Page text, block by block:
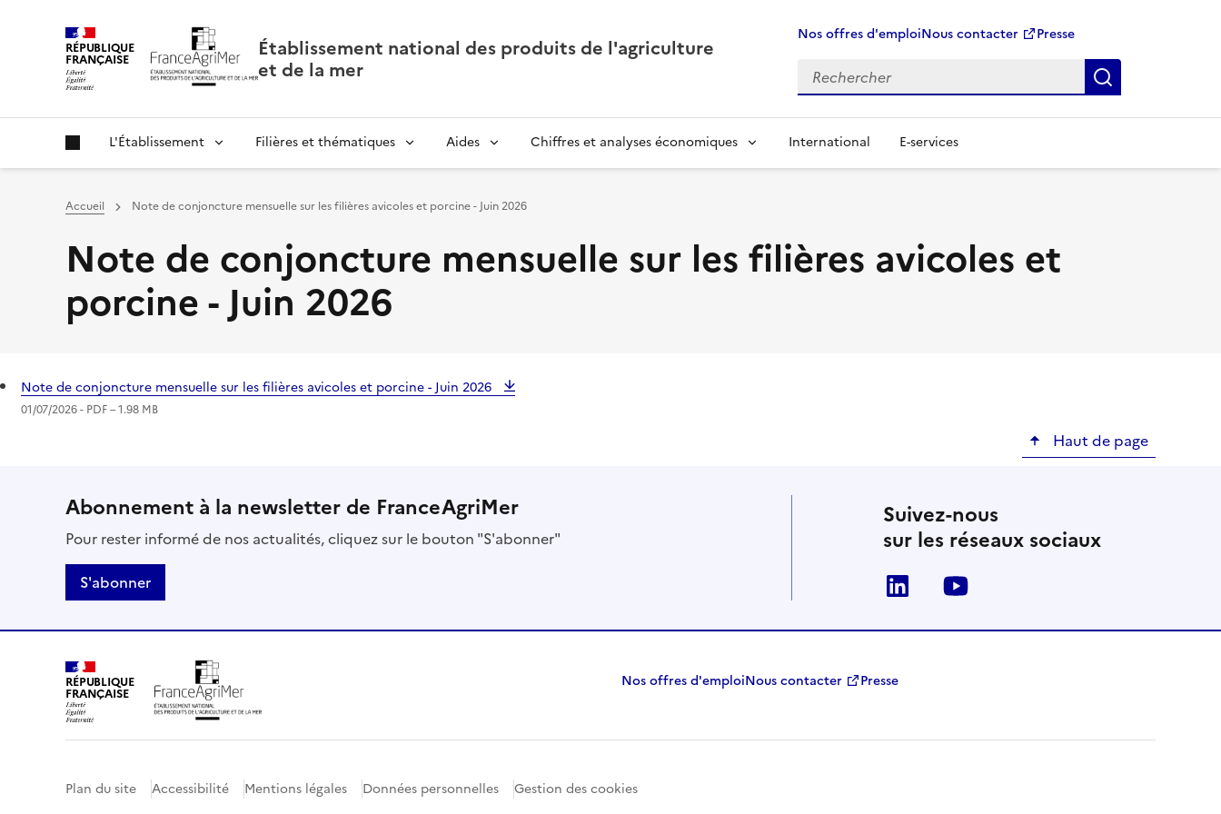
RÉPUBLIQUE
FRANÇAISE
Établissement national des produits de l'agriculture
et de la mer
Nos offres d'emploiNous contacter Presse
L'Établissement Filières et thématiques Aides Chiffres et analyses économiques International E-services
Accueil Note de conjoncture mensuelle sur les filières avicoles et porcine - Juin 2026
Note de conjoncture mensuelle sur les filières avicoles et
porcine - Juin 2026
Note de conjoncture mensuelle sur les filières avicoles et porcine - Juin 2026
01/07/2026 - PDF– 1.98 MB
Haut de page
Abonnement à la newsletter de FranceAgriMer
Pour rester informé de nos actualités, cliquez sur le bouton "S'abonner"
S'abonner
Suivez-nous
sur les réseaux sociaux
Linkedin
RÉPUBLIQUE
FRANÇAISE
Nos offres d'emploiNous contacter Presse
Plan du site Accessibilité Mentions légales Données personnelles Gestion des cookies